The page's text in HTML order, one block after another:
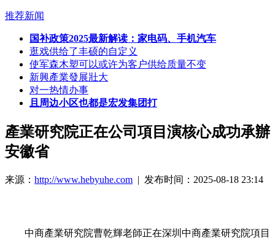
推荐新闻
国补政策2025最新解读：家电码、手机汽车
逛戏供给了丰硕的自定义
使军森木塑可以或许为客户供给质量不变
新興產業發展壯大
对一热情办事
且周边小区也都是宏发集团打
產業研究院正在公司項目演核心成功承辦
安徽省
来源： http://www.hebyuhe.com | 发布时间：2025-08-18 23:14
中商產業研究院曹乾輝老師正在深圳中商產業研究院項目